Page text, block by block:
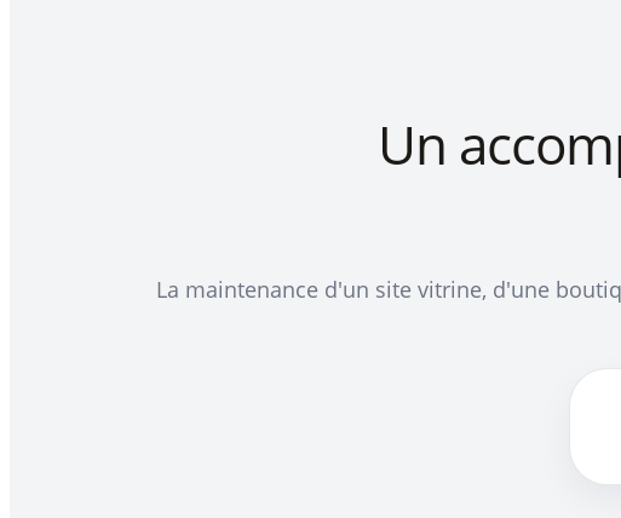
Un
La maintenance d'un site vitrine, d'une